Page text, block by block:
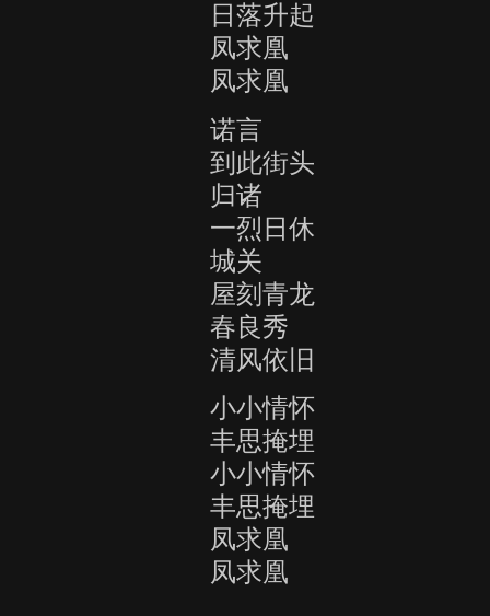
日落升起
凤求凰
凤求凰
诺言
到此街头
归诸
一烈日休
城关
屋刻青龙
春良秀
清风依旧
小小情怀
丰思掩埋
小小情怀
丰思掩埋
凤求凰
凤求凰